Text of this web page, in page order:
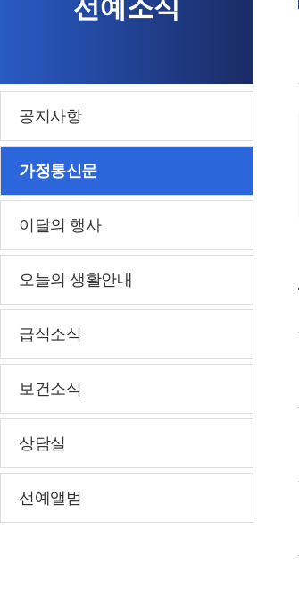
선예소식
공지사항
가정통신문
이달의 행사
오늘의 생활안내
급식소식
보건소식
상담실
선예앨범